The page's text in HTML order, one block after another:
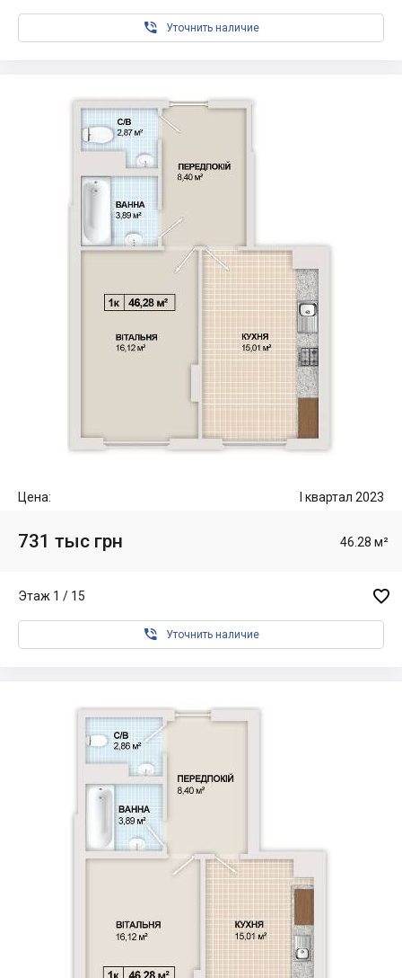
 Уточнить наличие
Цена: I квартал 2023
731 тыс грн 46.28 м²
Этаж 1 / 15 
 Уточнить наличие